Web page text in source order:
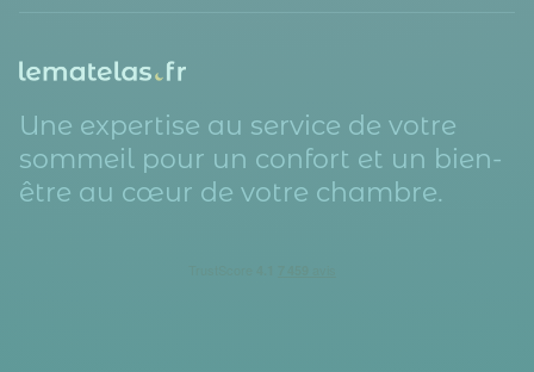
Une expertise au service de votre
sommeil pour un confort et un bien-
être au cœur de votre chambre.